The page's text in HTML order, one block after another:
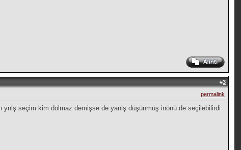
#3
permalink
seçim kim dolmaz demişse de yanlş düşünmüş inönü de seçilebilirdi